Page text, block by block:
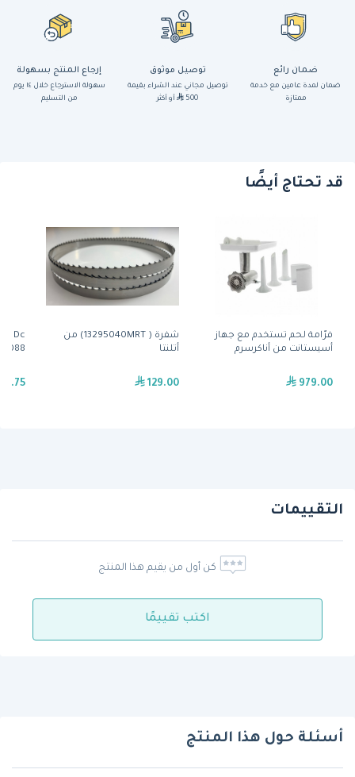
ضمان رائع
ضمان لمدة عامين مع خدمة
ممتازة
توصيل موثوق
توصيل مجاني عند الشراء بقيمة
500
أو أكثر
إرجاع المنتج بسهولة
سهولة الاسترجاع خلال ١٤ يوم
من التسليم
قد تحتاج أيضًا
فرّامة لحم تستخدم مع جهاز
أسيستانت من أناكرسرم
979.00
شفرة ( 13295040MRT) من
أتلنتا
129.00
Dc
التقييمات
كن أول من يقيم هذا المنتج
اكتب تقييمًا
أسئلة حول هذا المنتج